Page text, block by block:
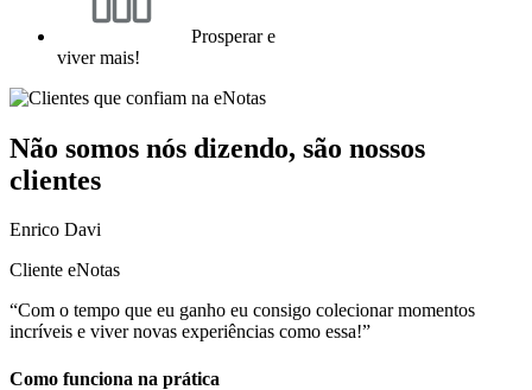
Prosperar e
viver mais!
Não somos nós dizendo, são nossos
clientes
Enrico Davi
Cliente eNotas
“Com o tempo que eu ganho eu consigo colecionar momentos
incríveis e viver novas experiências como essa!”
Como funciona na prática